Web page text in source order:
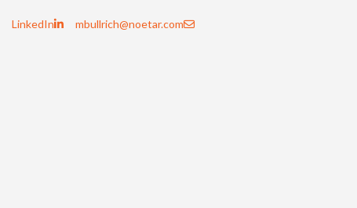
LinkedIn mbullrich@noetar.com